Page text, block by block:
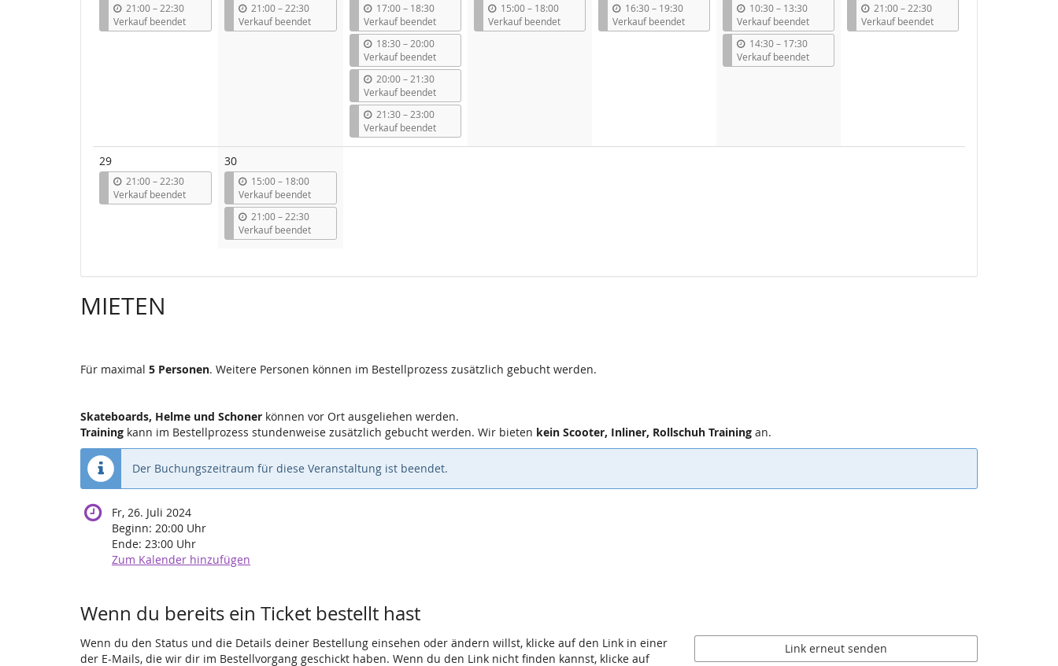
21:00–b
i
s
22:30
Verkauf beendet
21:00–b
i
s
22:30
Verkauf beendet
17:00–b
i
s
18:30
Verkauf beendet
18:30–b
i
s
20:00
Verkauf beendet
20:00–b
i
s
21:30
Verkauf beendet
21:30–b
i
s
23:00
Verkauf beendet
15:00–b
i
s
18:00
Verkauf beendet
16:30–b
i
s
19:30
Verkauf beendet
10:30–b
i
s
13:30
Verkauf beendet
14:30–b
i
s
17:30
Verkauf beendet
21:00–b
i
s
22:30
Verkauf beendet
29
21:00–b
i
s
22:30
Verkauf beendet
30
15:00–b
i
s
18:00
Verkauf beendet
21:00–b
i
s
22:30
Verkauf beendet
MIETEN
Für maximal 5 Personen. Weitere Personen können im Bestellprozess zusätzlich gebucht werden.
Skateboards, Helme und Schoner können vor Ort ausgeliehen werden.
Training kann im Bestellprozess stundenweise zusätzlich gebucht werden. Wir bieten kein Scooter, Inliner, Rollschuh Training an.
Der Buchungszeitraum für diese Veranstaltung ist beendet.
Fr, 26. Juli 2024
Beginn: 20:00 Uhr
Ende: 23:00 Uhr
Zum Kalender hinzufügen
Wenn du bereits ein Ticket bestellt hast
Wenn du den Status und die Details deiner Bestellung einsehen oder ändern willst, klicke auf den Link in einer
der E-Mails, die wir dir im Bestellvorgang geschickt haben. Wenn du den Link nicht finden kannst, klicke auf
Link erneut senden